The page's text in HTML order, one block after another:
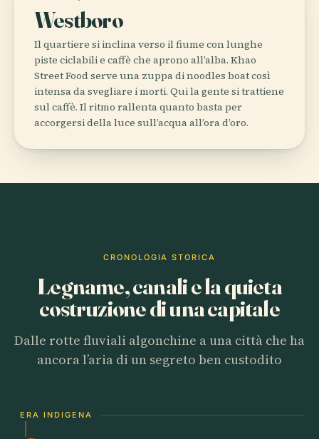
Westboro
Il quartiere si inclina verso il fiume con lunghe
piste ciclabili e caffè che aprono all’alba. Khao
Street Food serve una zuppa di noodles boat così
intensa da svegliare i morti. Qui la gente si trattiene
sul caffè. Il ritmo rallenta quanto basta per
accorgersi della luce sull’acqua all’ora d’oro.
CRONOLOGIA STORICA
Legname, canali e la quieta
costruzione di una capitale
Dalle rotte fluviali algonchine a una città che ha
ancora l’aria di un segreto ben custodito
ERA INDIGENA